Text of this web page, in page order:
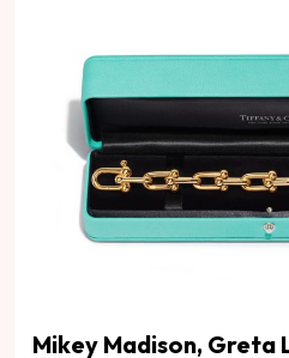
Mikey Madison, Greta